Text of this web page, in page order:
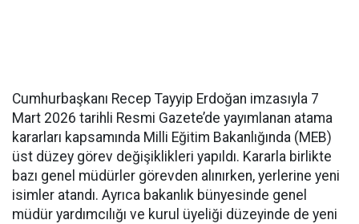
Cumhurbaşkanı Recep Tayyip Erdoğan imzasıyla 7
Mart 2026 tarihli Resmi Gazete’de yayımlanan atama
kararları kapsamında Milli Eğitim Bakanlığında (MEB)
üst düzey görev değişiklikleri yapıldı. Kararla birlikte
bazı genel müdürler görevden alınırken, yerlerine yeni
isimler atandı. Ayrıca bakanlık bünyesinde genel
müdür yardımcılığı ve kurul üyeliği düzeyinde de yeni